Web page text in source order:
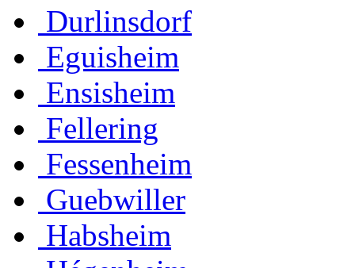
Durlinsdorf
Eguisheim
Ensisheim
Fellering
Fessenheim
Guebwiller
Habsheim